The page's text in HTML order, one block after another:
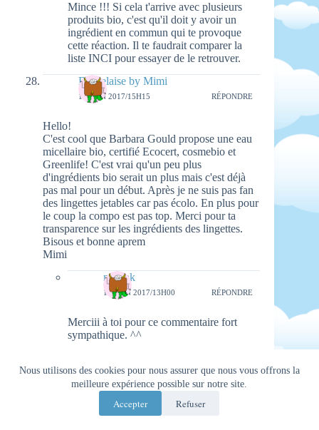
Nous utilisons des cookies pour nous assurer que nous vous offrons la
meilleure expérience possible sur notre site.
Accepter Refuser
Mince !!! Si cela t'arrive avec plusieurs
produits bio, c'est qu'il doit y avoir un
ingrédient en commun qui te provoque
cette réaction. Il te faudrait comparer la
liste INCI pour essayer de le retrouver.
Bordelaise by Mimi
17 JUIN 2017/15H15 RÉPONDRE
Hello!
C'est cool que Barbara Gould propose une eau
micellaire bio, certifié Ecocert, cosmebio et
Greenlife! C'est vrai qu'un peu plus
d'ingrédients bio serait un plus mais c'est déjà
pas mal pour un début. Après je ne suis pas fan
des lingettes jetables car pas écolo. En plus pour
le coup la compo est pas top. Merci pour ta
transparence sur les ingrédients des lingettes.
Bisous et bonne aprem
Mimi
natieak
18 JUIN 2017/13H00 RÉPONDRE
Merciii à toi pour ce commentaire fort
sympathique. ^^
17 JUIN 2017/16H29 RÉPONDRE
Merci pour cet article bien complet ma belle. Je
livrerai bientôt mon avis aussi. Je t'embrasse